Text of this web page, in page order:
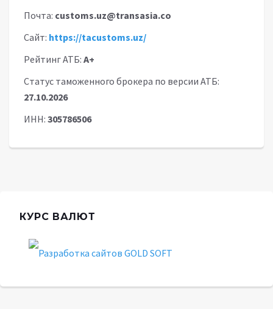
Почта: customs.uz@transasia.co
Сайт: https://tacustoms.uz/
Рейтинг АТБ: A+
Статус таможенного брокера по версии АТБ:
27.10.2026
ИНН: 305786506
КУРС ВАЛЮТ